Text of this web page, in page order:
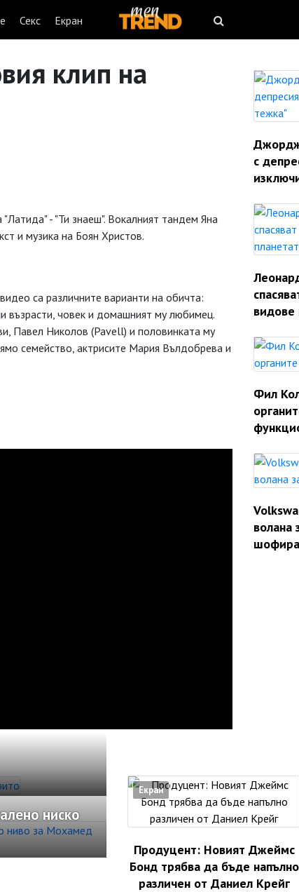
Секс Екран
клип на
"Латида" - "Ти знаеш". Вокалният тандем Яна
и музика на Боян Христов.
са различните варианти на обичта:
възрасти, човек и домашният му любимец.
Павел Николов (Pavell) и половинката му
семейство, актрисите Мария Вълдобрева и
Джордж
с
видове
Фил
волана
ниско
Екран
Продуцент: Новият Джеймс
Бонд трябва да бъде напълно
различен от Даниел Крейг